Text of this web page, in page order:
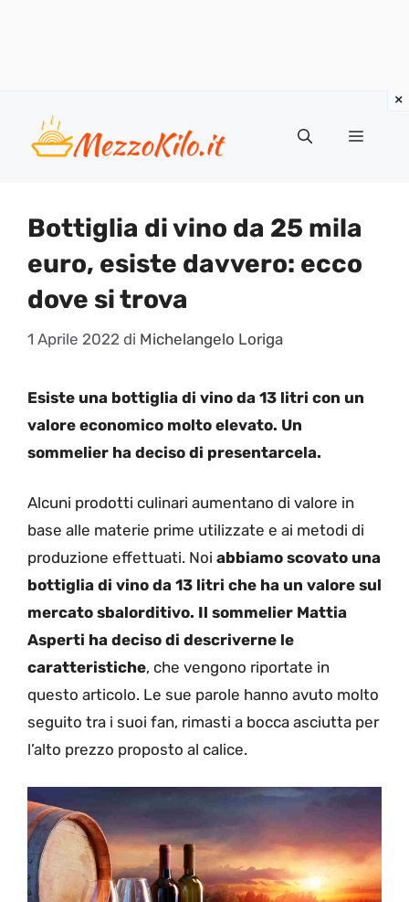
contenuto
Menu
Bottiglia di vino da 25 mila
euro, esiste davvero: ecco
dove si trova
1 Aprile 2022 di Michelangelo Loriga
Esiste una bottiglia di vino da 13 litri con un
valore economico molto elevato. Un
sommelier ha deciso di presentarcela.
Alcuni prodotti culinari aumentano di valore in
base alle materie prime utilizzate e ai metodi di
produzione effettuati. Noi abbiamo scovato una
bottiglia di vino da 13 litri che ha un valore sul
mercato sbalorditivo. Il sommelier Mattia
Asperti ha deciso di descriverne le
caratteristiche, che vengono riportate in
questo articolo. Le sue parole hanno avuto molto
seguito tra i suoi fan, rimasti a bocca asciutta per
l’alto prezzo proposto al calice.